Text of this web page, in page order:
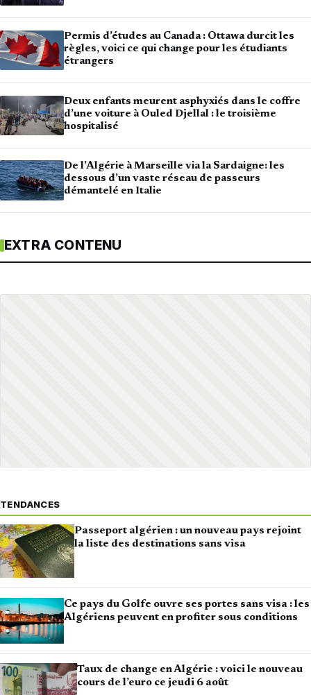
Permis d’études au Canada : Ottawa durcit les
règles, voici ce qui change pour les étudiants
étrangers
Deux enfants meurent asphyxiés dans le coffre
d’une voiture à Ouled Djellal : le troisième
hospitalisé
De l’Algérie à Marseille via la Sardaigne: les
dessous d’un vaste réseau de passeurs
démantelé en Italie
EXTRA CONTENU
TENDANCES
Passeport algérien : un nouveau pays rejoint
la liste des destinations sans visa
Ce pays du Golfe ouvre ses portes sans visa : les
Algériens peuvent en profiter sous conditions
Taux de change en Algérie : voici le nouveau
cours de l’euro ce jeudi 6 août